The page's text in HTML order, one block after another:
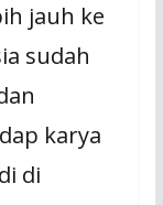
jauh ke
sudah
karya
di